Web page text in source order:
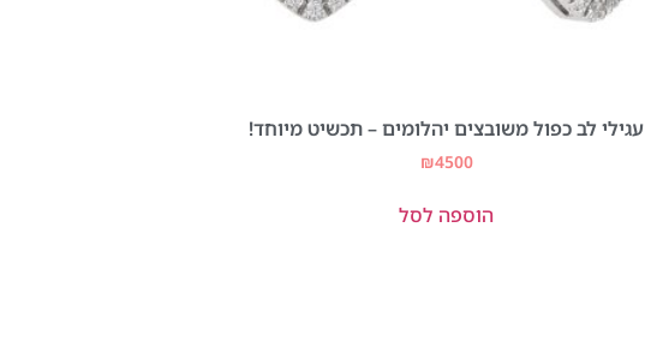
עגילי לב כפול משובצים יהלומים – תכשיט מיוחד!
₪4500
הוספה לסל